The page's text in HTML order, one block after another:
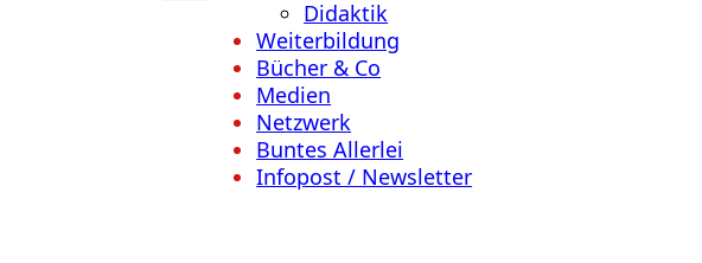
Didaktik
Weiterbildung
Bücher & Co
Medien
Netzwerk
Buntes Allerlei
Infopost / Newsletter